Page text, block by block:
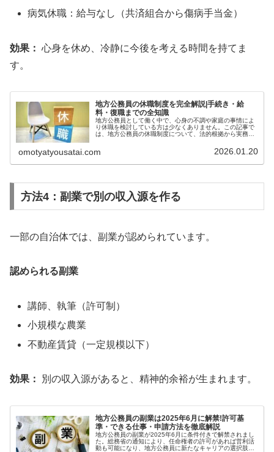
病気休職：給与なし（共済組合から傷病手当金）
効果： 心身を休め、冷静に今後を考える時間を持てま
す。
地方公務員の休職制度を完全解説|手続き・給
料・復職までの全知識
地方公務員として働く中で、心身の不調や家庭の事情によ
り休職を検討している方は少なくありません。この記事で
は、地方公務員の休職制度について、法的根拠から実務的
omotyatyousatai.com 2026.01.20
方法4：副業で別の収入源を作る
一部の自治体では、副業が認められています。
認められる副業
講師、執筆（許可制）
小規模な農業
不動産賃貸（一定規模以下）
効果： 別の収入源があると、精神的余裕が生まれます。
地方公務員の副業は2025年6月に解禁!許可基
準・できる仕事・申請方法を徹底解説
地方公務員の副業が2025年6月に条件付きで解禁されまし
た。総務省の通知により、任命権者の許可があれば営利活
動も可能になり、地方公務員に新たなキャリアの選択肢が